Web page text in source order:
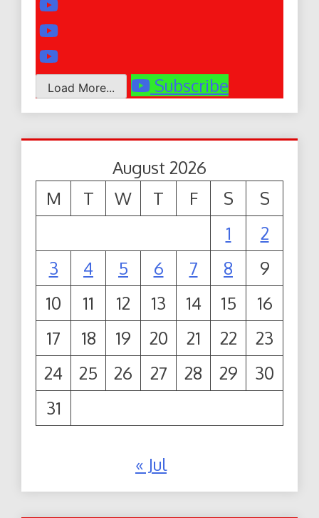
Load More... Subscribe
August 2026
M
T W T F S
S
1
2
3
4 5 6 7 8
9
10
11 12 13 14 15
16
17
18 19 20 21 22
23
24
25 26 27 28 29
30
31
« Jul